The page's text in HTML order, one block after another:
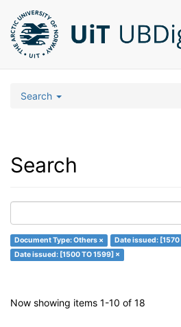
Search
Search
Document Type: Others ×
Date issued: [1570
Date issued: [1500 TO 1599] ×
Now showing items 1-10 of 18